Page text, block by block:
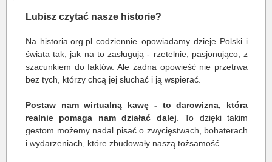
Lubisz czytać nasze historie?
Na historia.org.pl codziennie opowiadamy dzieje Polski i
świata tak, jak na to zasługują - rzetelnie, pasjonująco, z
szacunkiem do faktów. Ale żadna opowieść nie przetrwa
bez tych, którzy chcą jej słuchać i ją wspierać.
Postaw nam wirtualną kawę - to darowizna, która
realnie pomaga nam działać dalej . To dzięki takim
gestom możemy nadal pisać o zwycięstwach, bohaterach
i wydarzeniach, które zbudowały naszą tożsamość.